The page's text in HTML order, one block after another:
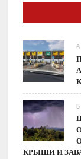
КРЫШИ И